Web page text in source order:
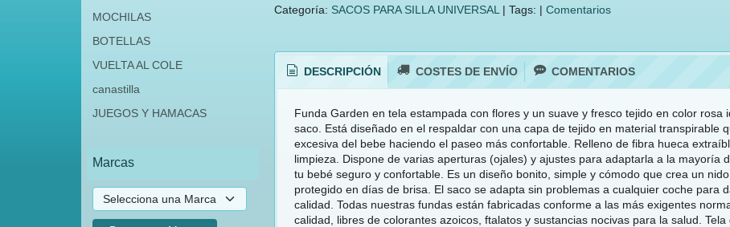
MOCHILAS
BOTELLAS
VUELTA AL COLE
canastilla
JUEGOS Y HAMACAS
Marcas
Categoría: SACOS PARA SILLA UNIVERSAL | Tags: | Comentarios
DESCRIPCIÓN COSTES DE ENVÍO COMENTARIOS
Funda Garden en tela estampada con flores y un suave y fresco tejido en color
saco. Está diseñado en el respaldar con una capa de tejido en material transpirable
excesiva del bebe haciendo el paseo más confortable. Relleno de fibra hueca
limpieza. Dispone de varias aperturas (ojales) y ajustes para adaptarla a la mayoría
tu bebé seguro y confortable. Es un diseño bonito, simple y cómodo que crea un
protegido en días de brisa. El saco se adapta sin problemas a cualquier coche para
calidad. Todas nuestras fundas están fabricadas conforme a las más exigentes
calidad, libres de colorantes azoicos, ftalatos y sustancias nocivas para la salud.